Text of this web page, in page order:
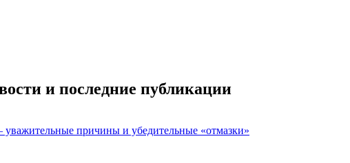
и последние публикации
уважительные причины и убедительные «отмазки»